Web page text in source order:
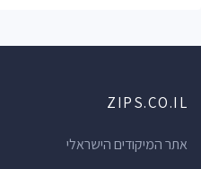
ZIPS.CO.IL
אתר המיקודים הישראלי